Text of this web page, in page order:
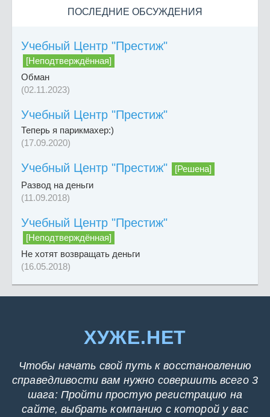
ПОСЛЕДНИЕ ОБСУЖДЕНИЯ
Учебный Центр "Престиж"
[Неподтверждённая]
Обман
(02.11.2023)
Учебный Центр "Престиж"
Теперь я парикмахер:)
(17.09.2020)
Учебный Центр "Престиж"
[Решена]
Развод на деньги
(11.09.2018)
Учебный Центр "Престиж"
[Неподтверждённая]
Не хотят возвращать деньги
(16.05.2018)
ХУЖЕ.НЕТ
Чтобы начать свой путь к восстановлению
справедливости вам нужно совершить всего 3
шага: Пройти простую регистрацию на
сайте, выбрать компанию с которой у вас